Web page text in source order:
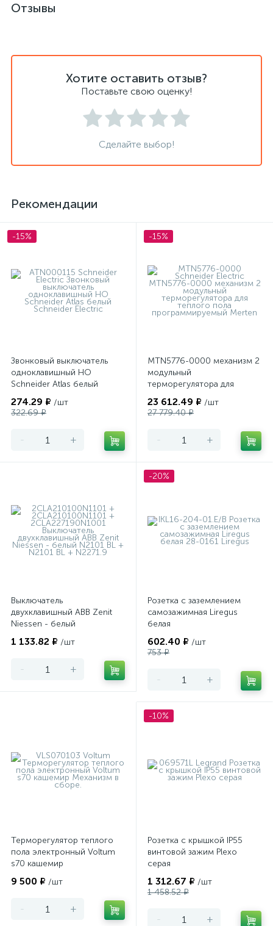
Отзывы
Хотите оставить отзыв?
Поставьте свою оценку!
Сделайте выбор!
Рекомендации
-15%
Звонковый выключатель
одноклавишный НО
Schneider Atlas белый
274.29 ₽ /шт
322.69 ₽
- +
-15%
MTN5776-0000 механизм 2
модульный
терморегулятора для
программируемый Merten
23 612.49 ₽ /шт
27 779.40 ₽
- +
Выключатель
двухклавишный ABB Zenit
Niessen - белый
1 133.82 ₽ /шт
- +
-20%
Розетка с заземлением
самозажимная Liregus
белая
602.40 ₽ /шт
753 ₽
- +
Терморегулятор теплого
пола электронный Voltum
s70 кашемир
9 500 ₽ /шт
- +
-10%
Розетка с крышкой IP55
винтовой зажим Plexo
серая
1 312.67 ₽ /шт
1 458.52 ₽
- +